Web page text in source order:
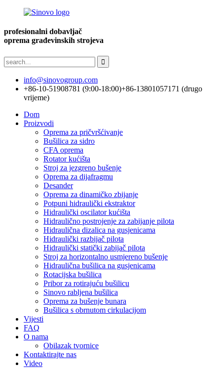
profesionalni dobavljač
oprema građevinskih strojeva
info@sinovogroup.com
+86-10-51908781 (9:00-18:00)+86-13801057171 (drugo
vrijeme)
Dom
Proizvodi
Oprema za pričvršćivanje
Bušilica za sidro
CFA oprema
Rotator kućišta
Stroj za jezgreno bušenje
Oprema za dijafragmu
Desander
Oprema za dinamičko zbijanje
Potpuni hidraulički ekstraktor
Hidraulički oscilator kućišta
Hidraulično postrojenje za zabijanje pilota
Hidraulična dizalica na gusjenicama
Hidraulički razbijač pilota
Hidraulički statički zabijač pilota
Stroj za horizontalno usmjereno bušenje
Hidraulična bušilica na gusjenicama
Rotacijska bušilica
Pribor za rotirajuću bušilicu
Sinovo rabljena bušilica
Oprema za bušenje bunara
Bušilica s obrnutom cirkulacijom
Vijesti
FAQ
O nama
Obilazak tvornice
Kontaktirajte nas
Video